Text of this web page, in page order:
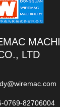
LTD.
0769-82706004